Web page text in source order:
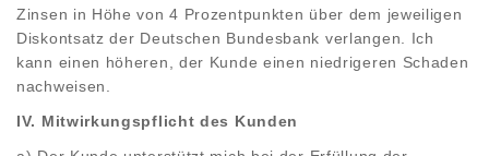
Zinsen in Höhe von 4 Prozentpunkten über dem jeweiligen
Diskontsatz der Deutschen Bundesbank verlangen. Ich
kann einen höheren, der Kunde einen niedrigeren Schaden
nachweisen.
IV. Mitwirkungspflicht des Kunden